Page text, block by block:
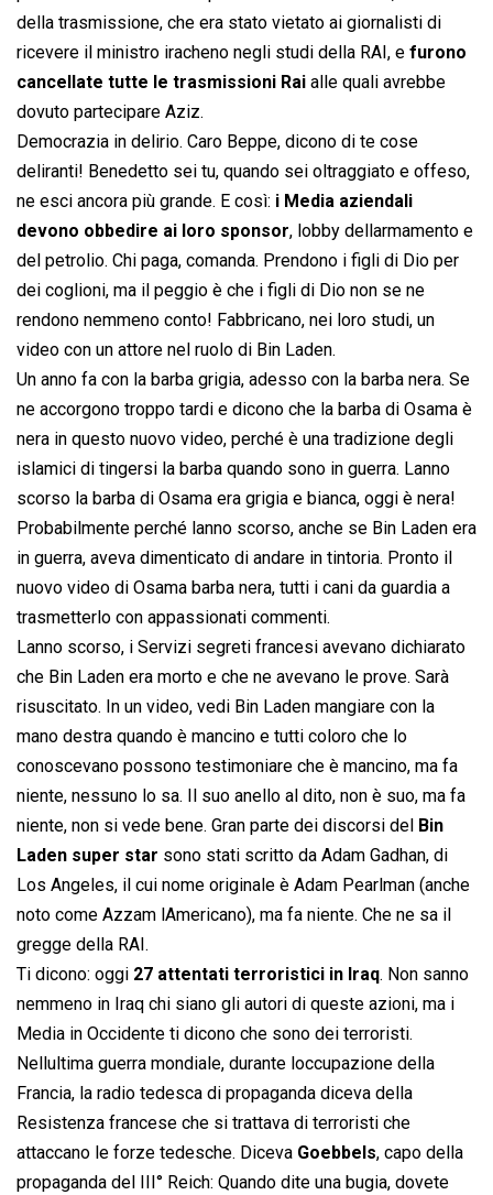
della trasmissione, che era stato vietato ai giornalisti di
ricevere il ministro iracheno negli studi della RAI, e furono
cancellate tutte le trasmissioni Rai alle quali avrebbe
dovuto partecipare Aziz.
Democrazia in delirio. Caro Beppe, dicono di te cose
deliranti! Benedetto sei tu, quando sei oltraggiato e offeso,
ne esci ancora più grande. E così: i Media aziendali
devono obbedire ai loro sponsor, lobby dellarmamento e
del petrolio. Chi paga, comanda. Prendono i figli di Dio per
dei coglioni, ma il peggio è che i figli di Dio non se ne
rendono nemmeno conto! Fabbricano, nei loro studi, un
video con un attore nel ruolo di Bin Laden.
Un anno fa con la barba grigia, adesso con la barba nera. Se
ne accorgono troppo tardi e dicono che la barba di Osama è
nera in questo nuovo video, perché è una tradizione degli
islamici di tingersi la barba quando sono in guerra. Lanno
scorso la barba di Osama era grigia e bianca, oggi è nera!
Probabilmente perché lanno scorso, anche se Bin Laden era
in guerra, aveva dimenticato di andare in tintoria. Pronto il
nuovo video di Osama barba nera, tutti i cani da guardia a
trasmetterlo con appassionati commenti.
Lanno scorso, i Servizi segreti francesi avevano dichiarato
che Bin Laden era morto e che ne avevano le prove. Sarà
risuscitato. In un video, vedi Bin Laden mangiare con la
mano destra quando è mancino e tutti coloro che lo
conoscevano possono testimoniare che è mancino, ma fa
niente, nessuno lo sa. Il suo anello al dito, non è suo, ma fa
niente, non si vede bene. Gran parte dei discorsi del Bin
Laden super star sono stati scritto da Adam Gadhan, di
Los Angeles, il cui nome originale è Adam Pearlman (anche
noto come Azzam lAmericano), ma fa niente. Che ne sa il
gregge della RAI.
Ti dicono: oggi 27 attentati terroristici in Iraq. Non sanno
nemmeno in Iraq chi siano gli autori di queste azioni, ma i
Media in Occidente ti dicono che sono dei terroristi.
Nellultima guerra mondiale, durante loccupazione della
Francia, la radio tedesca di propaganda diceva della
Resistenza francese che si trattava di terroristi che
attaccano le forze tedesche. Diceva Goebbels, capo della
propaganda del III° Reich: Quando dite una bugia, dovete